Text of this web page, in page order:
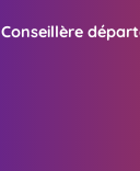
Conseillère